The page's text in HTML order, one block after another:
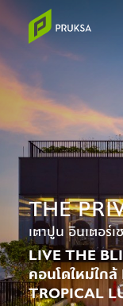
THE
เตาปูน อินเตอร์เ
LIVE THE
คอนโดใหม่ใกล้
TROPICAL